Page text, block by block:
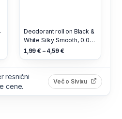
Deodorant roll on Black &
White Silky Smooth, 0.05
l, Nivea
1,99 € – 4,59 €
resnični
cene.
Več o Sivixu (odpre